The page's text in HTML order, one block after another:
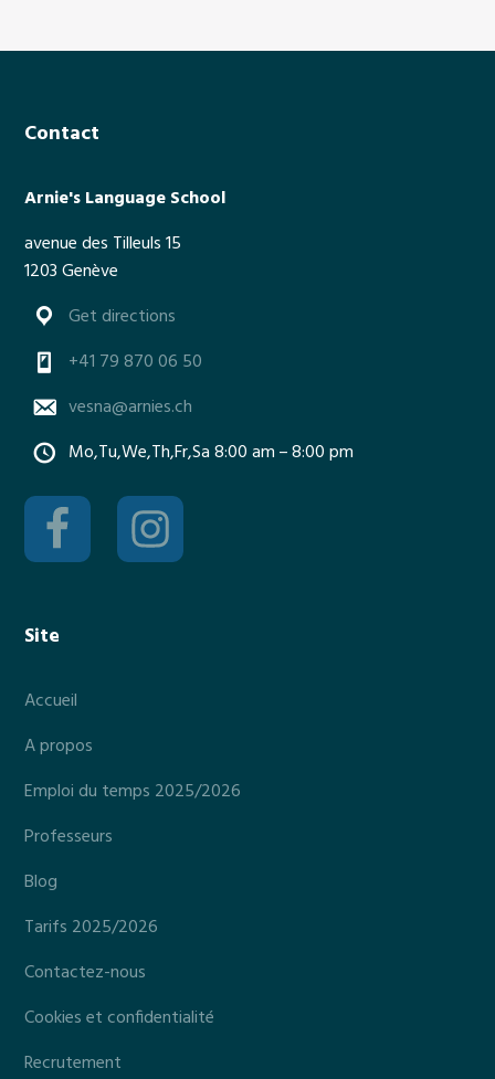
u
u
m
r
t
m
e
Footer
Contact
Arnie's Language School
avenue des Tilleuls 15
1203 Genève
Get directions
+41 79 870 06 50
vesna@arnies.ch
Mo,Tu,We,Th,Fr,Sa 8:00 am – 8:00 pm
Site
Accueil
A propos
Emploi du temps 2025/2026
Professeurs
Blog
Tarifs 2025/2026
Contactez-nous
Cookies et confidentialité
Recrutement